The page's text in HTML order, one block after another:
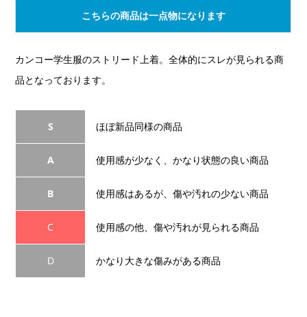
こちらの商品は一点物になります
カンコー学生服のストリード上着。全体的にスレが見られる商
品となっております。
S ほぼ新品同様の商品
A 使用感が少なく、かなり状態の良い商品
B 使用感はあるが、傷や汚れの少ない商品
C 使用感の他、傷や汚れが見られる商品
D かなり大きな傷みがある商品